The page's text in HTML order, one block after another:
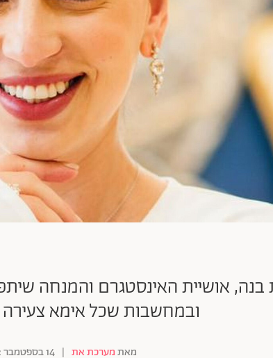
בנה, אושיית האינסטגרם והמנחה
ובמחשבות שכל אימא
מאתמערכת את | 14 בספטמבר 2022